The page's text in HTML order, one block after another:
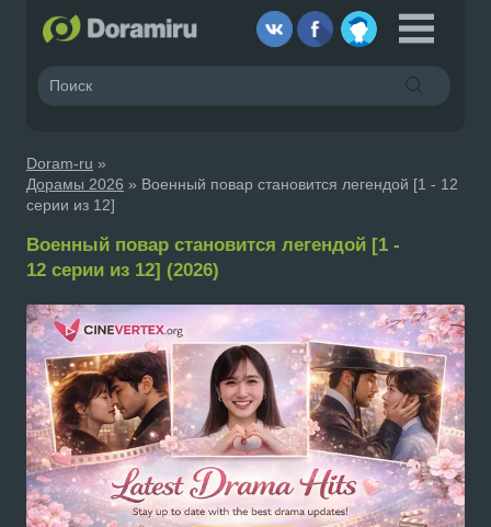
Doram-ru »
Дорамы 2026 » Военный повар становится легендой [1 - 12
серии из 12]
Военный повар становится легендой [1 -
12 серии из 12] (2026)